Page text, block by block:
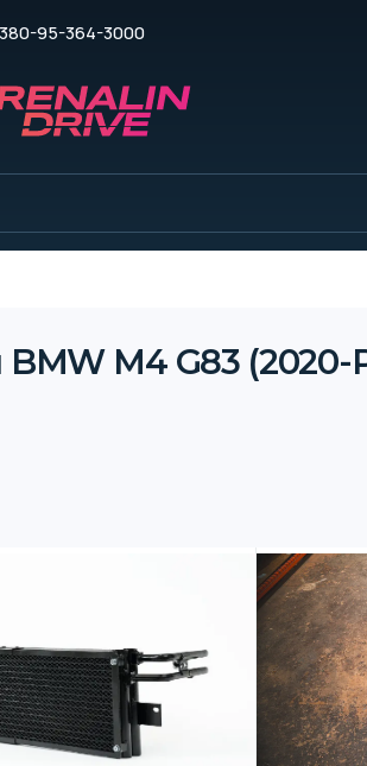
95-364-3000
M4 G83 (2020-